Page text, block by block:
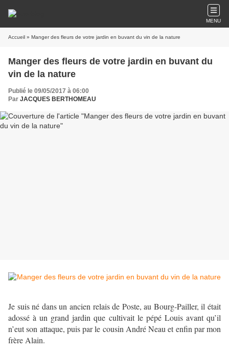
MENU
Accueil » Manger des fleurs de votre jardin en buvant du vin de la nature
Manger des fleurs de votre jardin en buvant du
vin de la nature
Publié le 09/05/2017 à 06:00
Par JACQUES BERTHOMEAU
Je suis né dans un ancien relais de Poste, au Bourg-Pailler, il était
adossé à un grand jardin que cultivait le pépé Louis avant qu’il
n’eut son attaque, puis par le cousin André Neau et enfin par mon
frère Alain.